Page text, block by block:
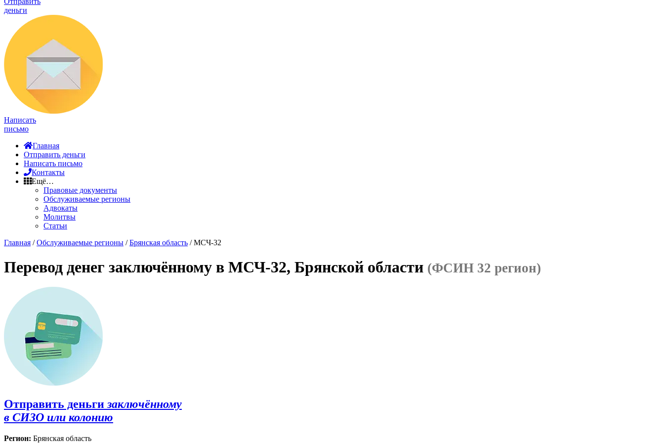
деньги
Написать
письмо
Главная
Отправить деньги
Написать письмо
Контакты
Ещё…
Правовые документы
Обслуживаемые регионы
Адвокаты
Молитвы
Статьи
Главная /Обслуживаемые регионы /Брянская область / МСЧ-32
Перевод денег заключённому в МСЧ-32, Брянской области (ФСИН 32 регион)
Отправить деньги заключённому
в СИЗО или колонию
Регион: Брянская область